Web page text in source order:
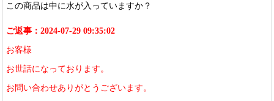
この商品は中に水が入っていますか？
ご返事：2024-07-29 09:35:02
お客様
お世話になっております。
お問い合わせありがとうございます。